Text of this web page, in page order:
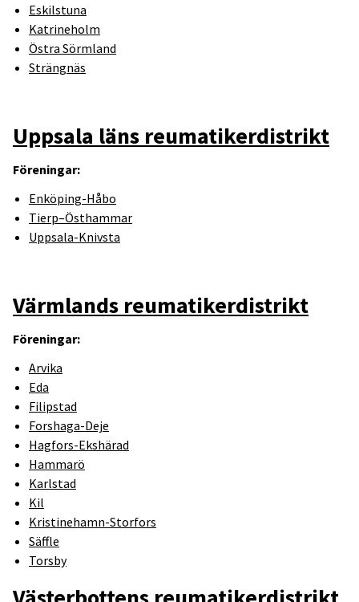
Eskilstuna
Katrineholm
Östra Sörmland
Strängnäs
Uppsala läns reumatikerdistrikt
Föreningar:
Enköping-Håbo
Tierp–Östhammar
Uppsala-Knivsta
Värmlands reumatikerdistrikt
Föreningar:
Arvika
Eda
Filipstad
Forshaga-Deje
Hagfors-Ekshärad
Hammarö
Karlstad
Kil
Kristinehamn-Storfors
Säffle
Torsby